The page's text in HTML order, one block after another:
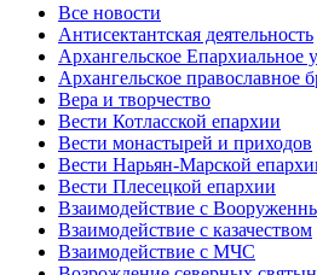
Все новости
Антисектантская деятельность
Архангельское Епархиальное
Архангельское православное
Вера и творчество
Вести Котласской епархии
Вести монастырей и приходов
Вести Нарьян-Марской
Вести Плесецкой епархии
Взаимодействие с
Взаимодействие с казачеством
Взаимодействие с МЧС